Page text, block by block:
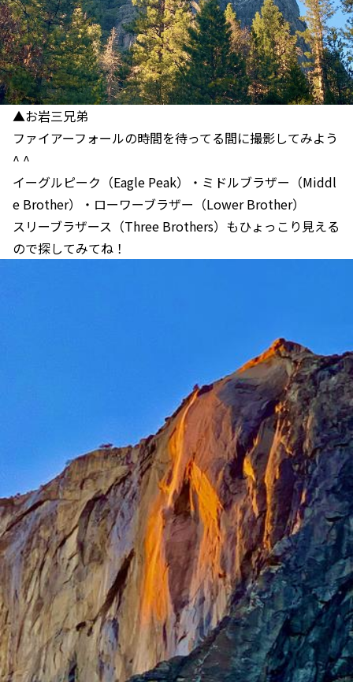
▲お岩三兄弟
ファイアーフォールの時間を待ってる間に撮影してみよう
^ ^
イーグルピーク（Eagle Peak）・ミドルブラザー（Middl
e Brother）・ローワーブラザー（Lower Brother）
スリーブラザース（Three Brothers）もひょっこり見える
ので探してみてね！